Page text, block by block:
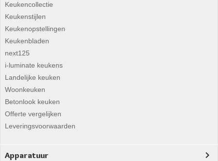
Keukencollectie
Keukenstijlen
Keukenopstellingen
Keukenbladen
next125
i-luminate keukens
Landelijke keuken
Woonkeuken
Betonlook keuken
Offerte vergelijken
Leveringsvoorwaarden
Apparatuur